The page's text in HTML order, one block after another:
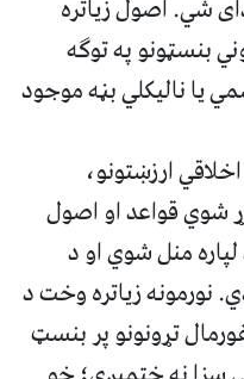
شي. اصول زیاتره
بنسټونو په توګه
یا نالیکلي بڼه موجود
ارزښتونو،
شوي قواعد او اصول
منل شوي او د
نورمونه زیاتره وخت د
تړونونو پر بنسټ